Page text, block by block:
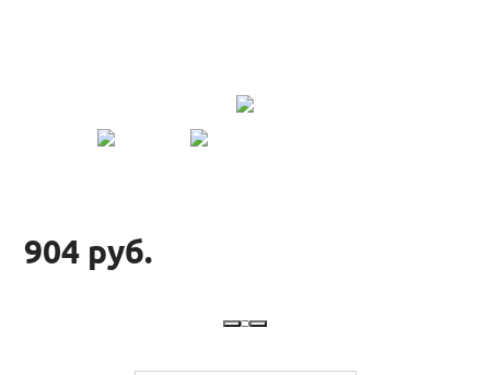
904 руб.